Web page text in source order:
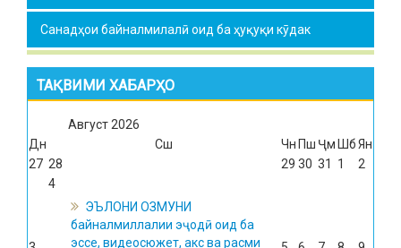
Санадҳои байналмилалӣ оид ба ҳуқуқи кӯдак
ТАҚВИМИ ХАБАРҲО
Август2026
Дн
Сш Чн Пш Ҷм ШбЯн
27 28 29 30 31 1 2
4
ЭЪЛОНИ ОЗМУНИ
байналмиллалии эҷодӣ оид ба
эссе, видеосюжет, акс ва расми